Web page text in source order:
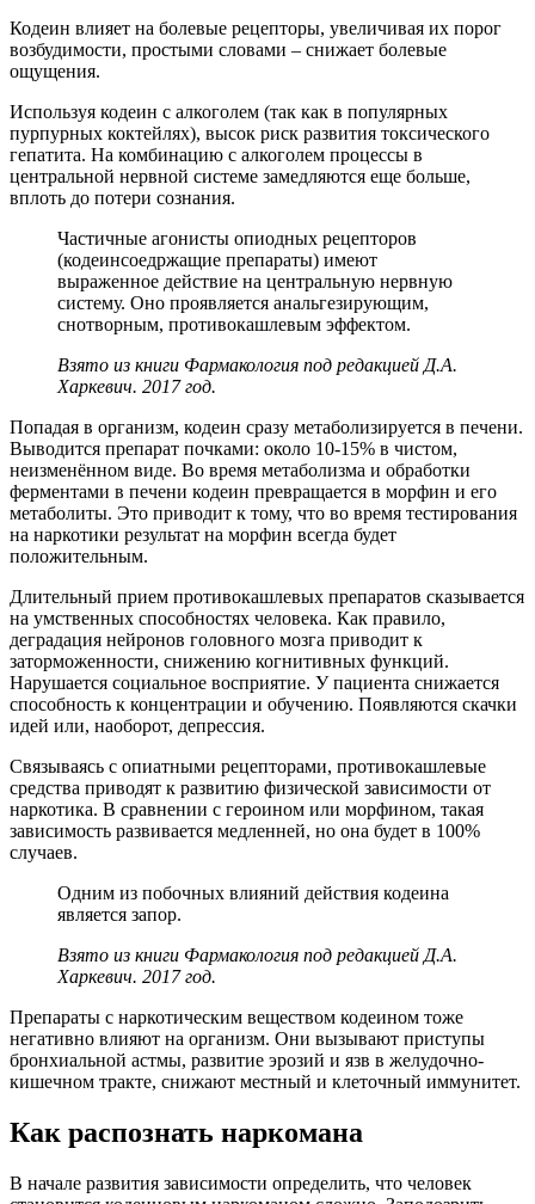
Кодеин влияет на болевые рецепторы, увеличивая их порог
возбудимости, простыми словами – снижает болевые
ощущения.
Используя кодеин с алкоголем (так как в популярных
пурпурных коктейлях), высок риск развития токсического
гепатита. На комбинацию с алкоголем процессы в
центральной нервной системе замедляются еще больше,
вплоть до потери сознания.
Частичные агонисты опиодных рецепторов
(кодеинсоедржащие препараты) имеют
выраженное действие на центральную нервную
систему. Оно проявляется анальгезирующим,
снотворным, противокашлевым эффектом.
Взято из книги Фармакология под редакцией Д.А.
Харкевич. 2017 год.
Попадая в организм, кодеин сразу метаболизируется в печени.
Выводится препарат почками: около 10-15% в чистом,
неизменённом виде. Во время метаболизма и обработки
ферментами в печени кодеин превращается в морфин и его
метаболиты. Это приводит к тому, что во время тестирования
на наркотики результат на морфин всегда будет
положительным.
Длительный прием противокашлевых препаратов сказывается
на умственных способностях человека. Как правило,
деградация нейронов головного мозга приводит к
заторможенности, снижению когнитивных функций.
Нарушается социальное восприятие. У пациента снижается
способность к концентрации и обучению. Появляются скачки
идей или, наоборот, депрессия.
Связываясь с опиатными рецепторами, противокашлевые
средства приводят к развитию физической зависимости от
наркотика. В сравнении с героином или морфином, такая
зависимость развивается медленней, но она будет в 100%
случаев.
Одним из побочных влияний действия кодеина
является запор.
Взято из книги Фармакология под редакцией Д.А.
Харкевич. 2017 год.
Препараты с наркотическим веществом кодеином тоже
негативно влияют на организм. Они вызывают приступы
бронхиальной астмы, развитие эрозий и язв в желудочно-
кишечном тракте, снижают местный и клеточный иммунитет.
Как распознать наркомана
В начале развития зависимости определить, что человек